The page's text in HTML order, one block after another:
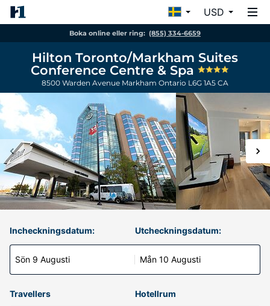
USD
Boka online eller ring: (855) 334-6659
Hilton Toronto/Markham Suites
Conference Centre & Spa
8500 Warden Avenue Markham Ontario L6G 1A5 CA
Incheckningsdatum:
Sön 9 Augusti
Utcheckningsdatum:
Mån 10 Augusti
Travellers Hotellrum